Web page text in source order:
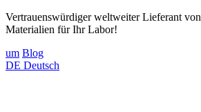
Vertrauenswürdiger weltweiter Lieferant
Materialien für Ihr Labor!
um Blog
DE Deutsch